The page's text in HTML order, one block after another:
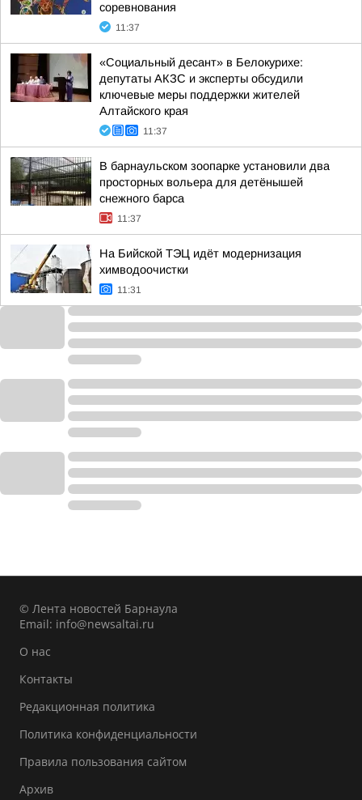
соревнования
11:37
«Социальный десант» в Белокурихе:
депутаты АКЗС и эксперты обсудили
ключевые меры поддержки жителей
Алтайского края
11:37
В барнаульском зоопарке установили два
просторных вольера для детёнышей
снежного барса
11:37
На Бийской ТЭЦ идёт модернизация
химводоочистки
11:31
© Лента новостей Барнаула
Email: info@newsaltai.ru
О нас
Контакты
Редакционная политика
Политика конфиденциальности
Правила пользования сайтом
Архив